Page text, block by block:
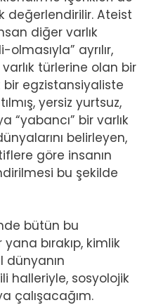
değerlendirilir. Ateist
diğer varlık
ayrılır,
türlerine olan bir
bir egzistansiyaliste
yersiz yurtsuz,
“yabancı” bir varlık
belirleyen,
göre insanın
bu şekilde
bütün bu
bırakıp, kimlik
halleriyle, sosyolojik
çalışacağım.